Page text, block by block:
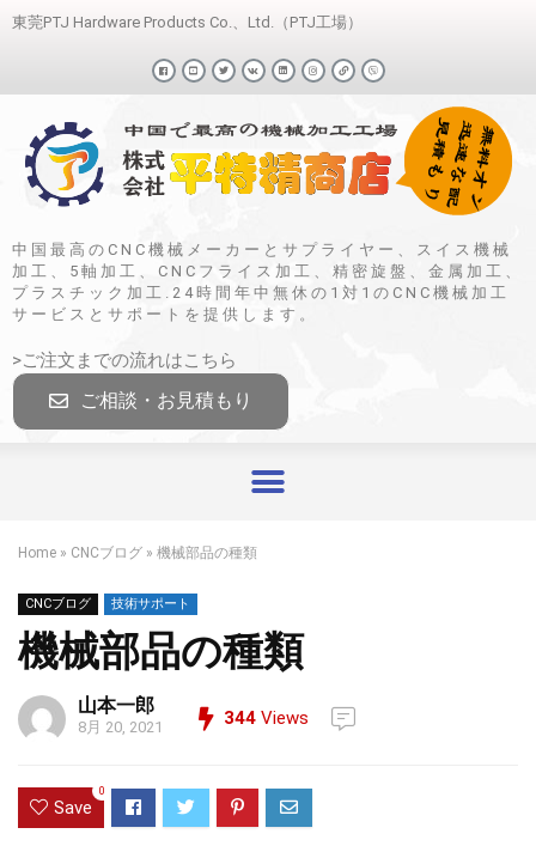
東莞PTJ Hardware Products Co.、Ltd.（PTJ工場）
中国最高のCNC機械メーカーとサプライヤー、スイス機械
加工、5軸加工、CNCフライス加工、精密旋盤、金属加工、
プラスチック加工.24時間年中無休の1対1のCNC機械加工
サービスとサポートを提供します。
>ご注文までの流れはこちら
ご相談・お見積もり
Home » CNCブログ » 機械部品の種類
CNCブログ 技術サポート
機械部品の種類
山本一郎
8月 20, 2021 344 Views
Save
0